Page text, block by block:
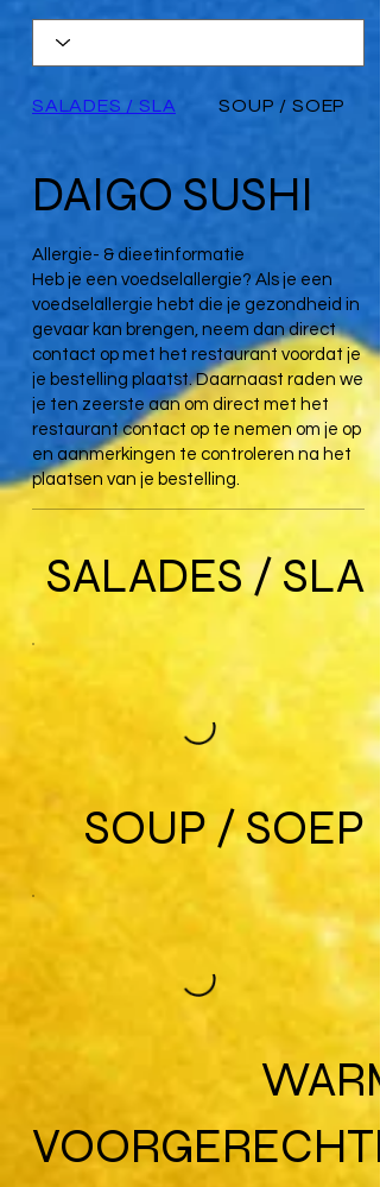
DAIGO SUSHI
Allergie- & dieetinformatie
Heb je een voedselallergie? Als je een
voedselallergie hebt die je gezondheid in
gevaar kan brengen, neem dan direct
contact op met het restaurant voordat je
je bestelling plaatst. Daarnaast raden we
je ten zeerste aan om direct met het
restaurant contact op te nemen om je op
en aanmerkingen te controleren na het
plaatsen van je bestelling.
SALADES / SLA
SOUP / SOEP
SALADES / SLA SOUP / SOEP